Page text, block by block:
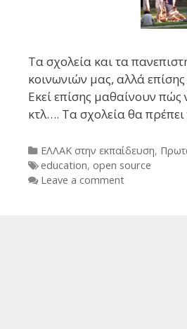
Τα σχολεία και τα
κοινωνιών μας, αλλά
Εκεί επίσης μαθαίνουν
κτλ…. Τα σχολεία θα
Categories
ΕΛΛΑΚ στην εκπαίδευση,
Tags
education, open source
Leave a comment